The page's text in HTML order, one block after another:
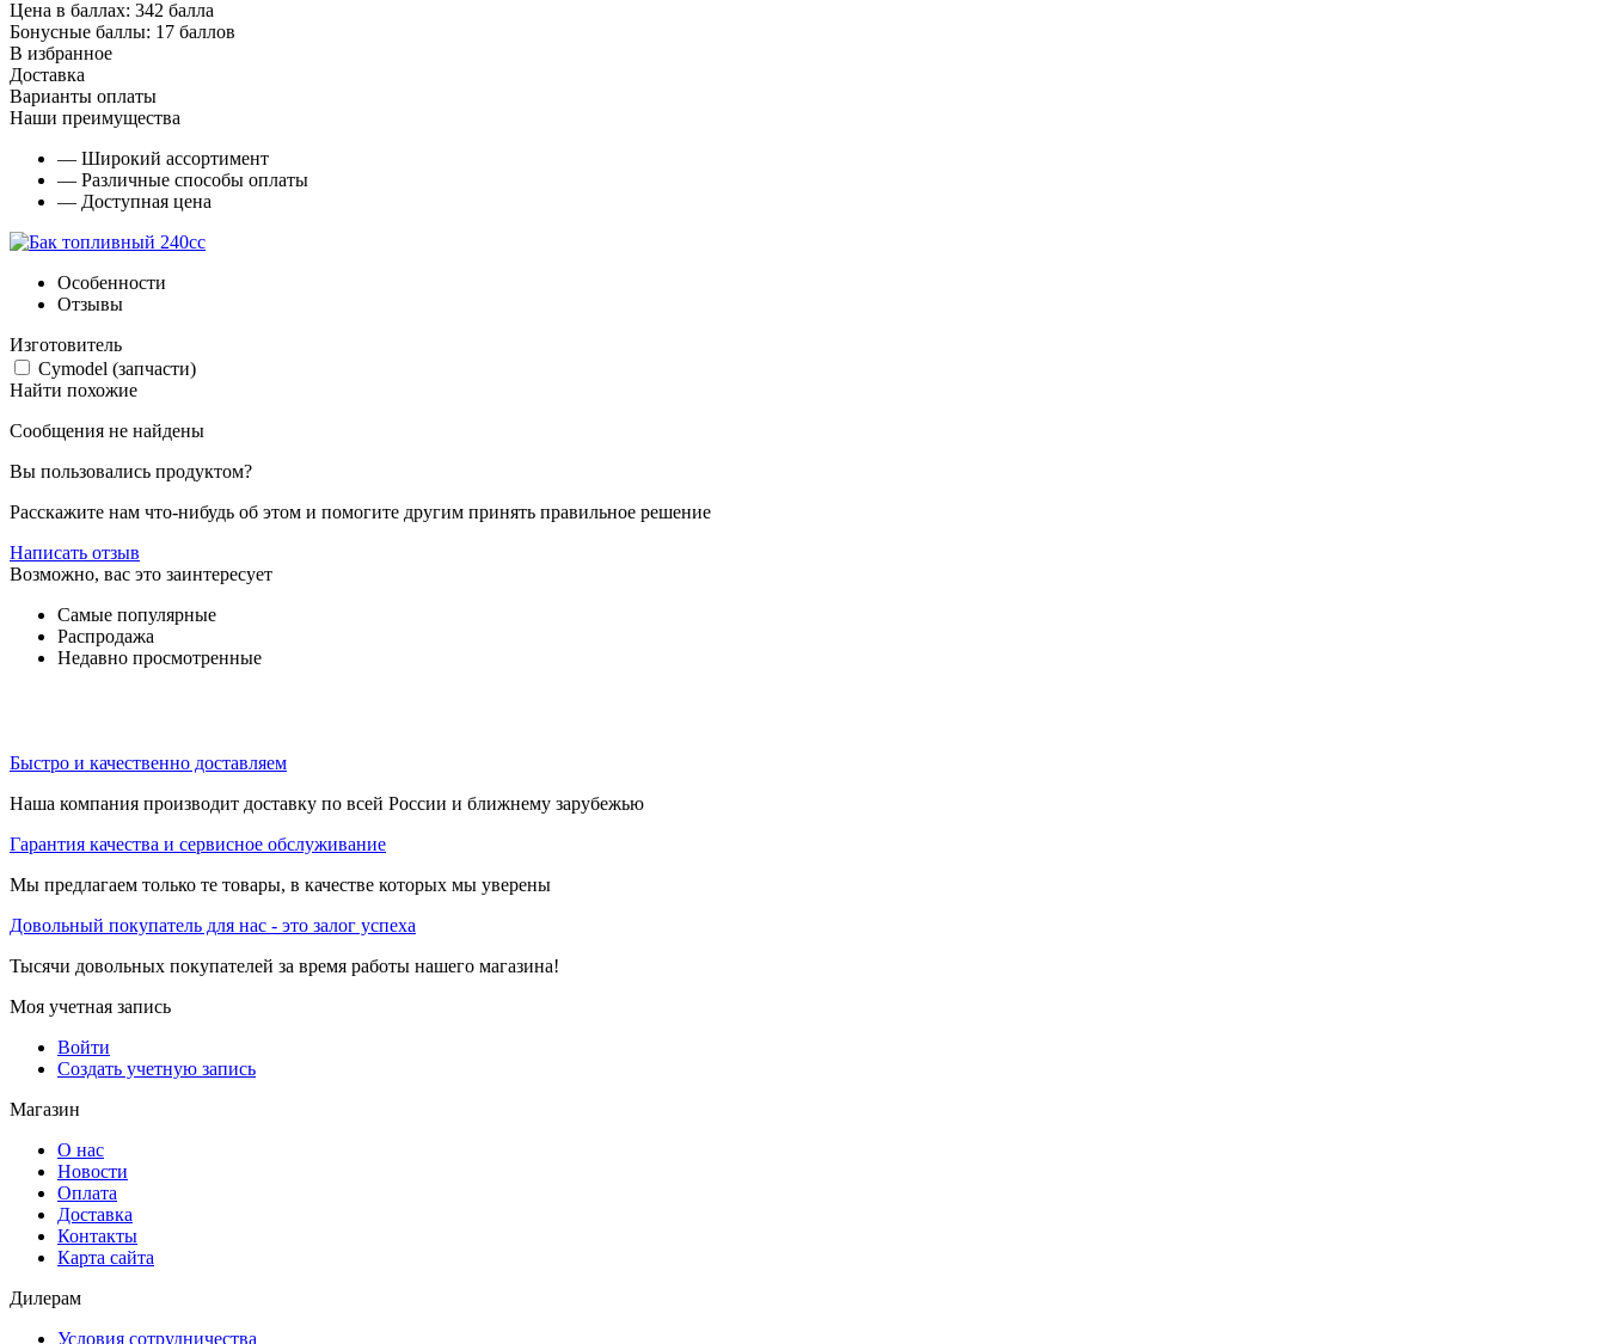
Цена в баллах: 342 балла
Бонусные баллы: 17 баллов
В избранное
Доставка
Варианты оплаты
Наши преимущества
— Широкий ассортимент
— Различные способы оплаты
— Доступная цена
Особенности
Отзывы
Изготовитель
Cymodel (запчасти)
Найти похожие
Сообщения не найдены
Вы пользовались продуктом?
Расскажите нам что-нибудь об этом и помогите другим принять правильное решение
Написать отзыв
Возможно, вас это заинтересует
Самые популярные
Распродажа
Недавно просмотренные
Быстро и качественно доставляем
Наша компания производит доставку по всей России и ближнему зарубежью
Гарантия качества и сервисное обслуживание
Мы предлагаем только те товары, в качестве которых мы уверены
Довольный покупатель для нас - это залог успеха
Тысячи довольных покупателей за время работы нашего магазина!
Моя учетная запись
Войти
Создать учетную запись
Магазин
О нас
Новости
Оплата
Доставка
Контакты
Карта сайта
Дилерам
Условия сотрудничества